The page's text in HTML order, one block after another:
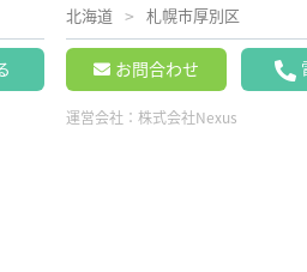
北海道 札幌市厚別区
お問合わせ
運営会社： 株式会社Nexus